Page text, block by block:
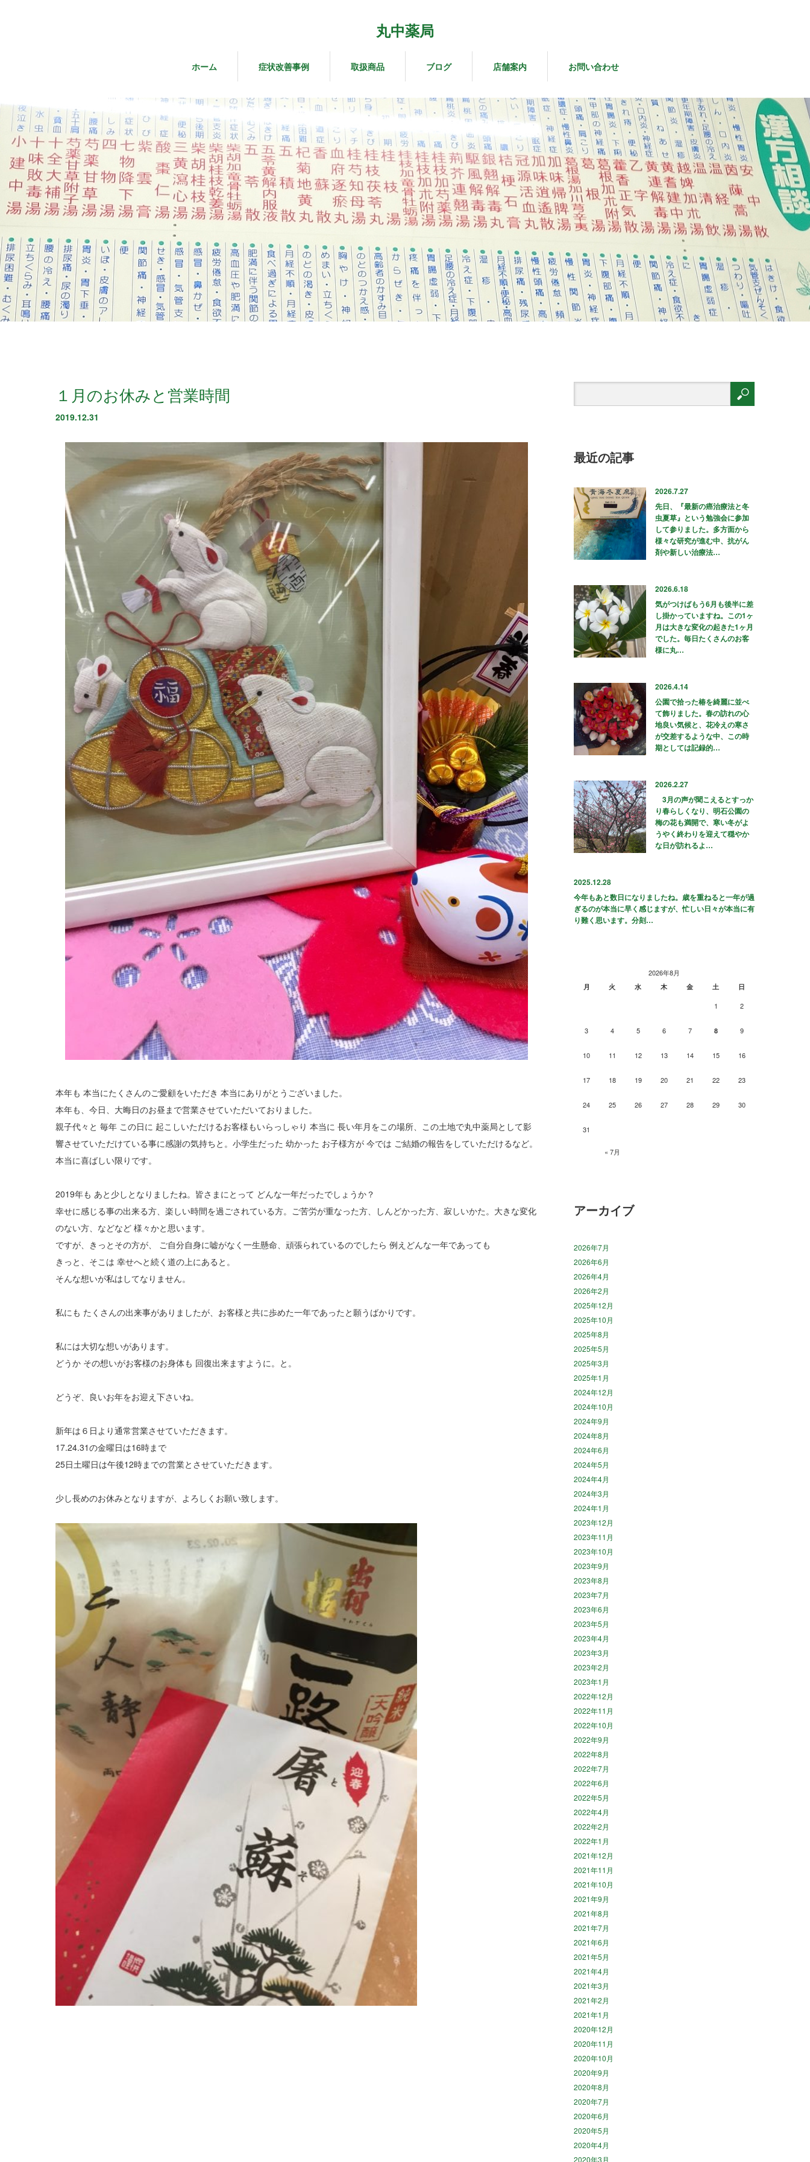
丸中薬局
ホーム 症状改善事例 取扱商品 ブログ 店舗案内 お問い合わせ
１月のお休みと営業時間
2019.12.31
本年も 本当にたくさんのご愛顧をいただき 本当にありがとうございました。
本年も、今日、大晦日のお昼まで営業させていただいておりました。
親子代々と 毎年 この日に 起こしいただけるお客様もいらっしゃり 本当に 長い年月をこの場所、この土地で丸中薬局として影
響させていただけている事に感謝の気持ちと。小学生だった 幼かった お子様方が 今では ご結婚の報告をしていただけるなど。
本当に喜ばしい限りです。
2019年も あと少しとなりましたね。皆さまにとって どんな一年だったでしょうか？
幸せに感じる事の出来る方、楽しい時間を過ごされている方。ご苦労が重なった方、しんどかった方、寂しいかた。大きな変化
のない方、などなど 様々かと思います。
ですが、きっとその方が、 ご自分自身に嘘がなく一生懸命、頑張られているのでしたら 例えどんな一年であっても
きっと、そこは 幸せへと続く道の上にあると。
そんな想いが私はしてなりません。
私にも たくさんの出来事がありましたが、お客様と共に歩めた一年であったと願うばかりです。
私には大切な想いがあります。
どうか その想いがお客様のお身体も 回復出来ますように。と。
どうぞ、良いお年をお迎え下さいね。
新年は６日より通常営業させていただきます。
17.24.31の金曜日は16時まで
25日土曜日は午後12時までの営業とさせていただきます。
少し長めのお休みとなりますが、よろしくお願い致します。
最近の記事
2026.7.27
先日、『最新の癌治療法と冬
虫夏草』という勉強会に参加
して参りました。多方面から
様々な研究が進む中、抗がん
剤や新しい治療法…
2026.6.18
気がつけばもう6月も後半に差
し掛かっていますね。この1ヶ
月は大きな変化の起きた1ヶ月
でした。毎日たくさんのお客
様に丸…
2026.4.14
公園で拾った椿を綺麗に並べ
て飾りました。春の訪れの心
地良い気候と、花冷えの寒さ
が交差するような中、この時
期としては記録的…
2026.2.27
3月の声が聞こえるとすっか
り春らしくなり、明石公園の
梅の花も満開で、寒い冬がよ
うやく終わりを迎えて穏やか
な日が訪れるよ…
2025.12.28
今年もあと数日になりましたね。歳を重ねると一年が過
ぎるのが本当に早く感じますが、忙しい日々が本当に有
り難く思います。分刻…
2026年8月
月 火 水 木 金 土 日
« 7月
1 2
3 4 5 6 7 8 9
10 11 12 13 14 15 16
17 18 19 20 21 22 23
24 25 26 27 28 29 30
31
アーカイブ
2026年7月
2026年6月
2026年4月
2026年2月
2025年12月
2025年10月
2025年8月
2025年5月
2025年3月
2025年1月
2024年12月
2024年10月
2024年9月
2024年8月
2024年6月
2024年5月
2024年4月
2024年3月
2024年1月
2023年12月
2023年11月
2023年10月
2023年9月
2023年8月
2023年7月
2023年6月
2023年5月
2023年4月
2023年3月
2023年2月
2023年1月
2022年12月
2022年11月
2022年10月
2022年9月
2022年8月
2022年7月
2022年6月
2022年5月
2022年4月
2022年2月
2022年1月
2021年12月
2021年11月
2021年10月
2021年9月
2021年8月
2021年7月
2021年6月
2021年5月
2021年4月
2021年3月
2021年2月
2021年1月
2020年12月
2020年11月
2020年10月
2020年9月
2020年8月
2020年7月
2020年6月
2020年5月
2020年4月
2020年3月